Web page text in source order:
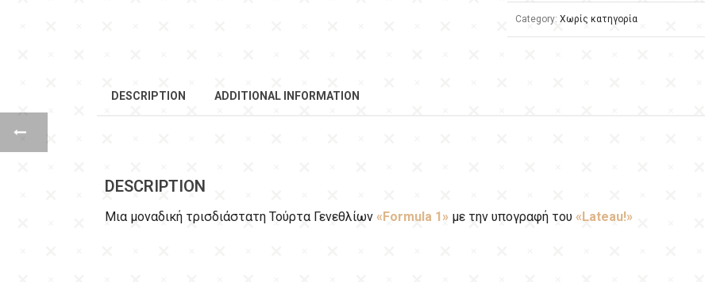
Category: Χωρίς κατηγορία
DESCRIPTION ADDITIONAL INFORMATION
DESCRIPTION
Μια μοναδική τρισδιάστατη Τούρτα Γενεθλίων «Formula 1» με την υπογραφή του «Lateau!»